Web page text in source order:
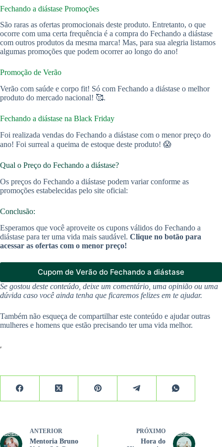
Fechando a diástase Promoções
São raras as ofertas promocionais deste produto. Entretanto, o que
ocorre com uma certa frequência é a compra do Fechando a diástase
com outros produtos da mesma marca! Mas, para sua alegria listamos
algumas promoções que podem ocorrer ao longo do ano!
Promoção de Verão
Verão com saúde e corpo fit! Só com Fechando a diástase o melhor
produto do mercado nacional! 🥰.
Fechando a diástase na Black Friday
Foi realizada vendas do Fechando a diástase com o menor preço do
ano! Foi surreal a queima de estoque deste produto! 😱
Qual o Preço do Fechando a diástase?
Os preços do Fechando a diástase podem variar conforme as
promoções estabelecidas pelo site oficial:
Conclusão:
Esperamos que você aproveite os cupons válidos do Fechando a
diástase para ter uma vida mais saudável. Clique no botão para
acessar as ofertas com o menor preço!
Cupom de Verão do Fechando a diástase
Se gostou deste conteúdo, deixe um comentário, uma opinião ou uma
dúvida caso você ainda tenha que ficaremos felizes em te ajudar.
Também não esqueça de compartilhar este conteúdo e ajudar outras
mulheres e homens que estão precisando ter uma vida melhor.
ANTERIOR
Mentoria Bruno
PRÓXIMO
Hora do